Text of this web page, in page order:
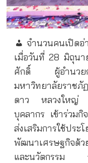
จำนวนคนเปิดอ่
เมื่อวันที่ 28 มิถุน
ศักดิ์ ผู้อำนวยกา
มหาวิทยาลัยราช
ดาว หลวงใหญ่
บุคลากร เข้าร่วม
ส่งเสริมการใช้ปร
พัฒนาเศรษฐกิจด้ว
และนวัตกรรม